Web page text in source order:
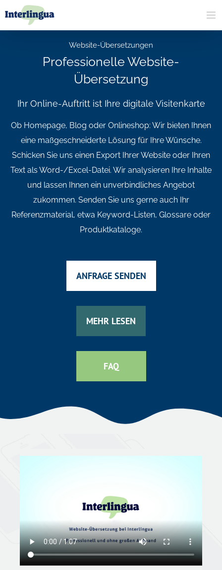
Website-Übersetzungen
Professionelle Website-
Übersetzung
Ihr Online-Auftritt ist Ihre digitale Visitenkarte
Ob Homepage, Blog oder Onlineshop: Wir bieten Ihnen
eine maßgeschneiderte Lösung für Ihre Wünsche.
Schicken Sie uns einen Export Ihrer Website oder Ihren
Text als Word-/Excel-Datei. Wir analysieren Ihre Inhalte
und lassen Ihnen ein unverbindliches Angebot
zukommen. Senden Sie uns gerne auch Ihr
Referenzmaterial, etwa Keyword-Listen, Glossare oder
Produktkataloge.
ANFRAGE SENDEN
MEHR LESEN
FAQ